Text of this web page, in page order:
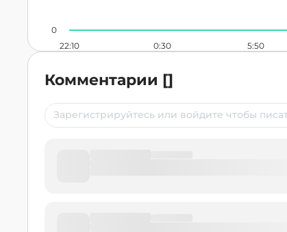
22:10 0:30 5:50
0
Комментарии []